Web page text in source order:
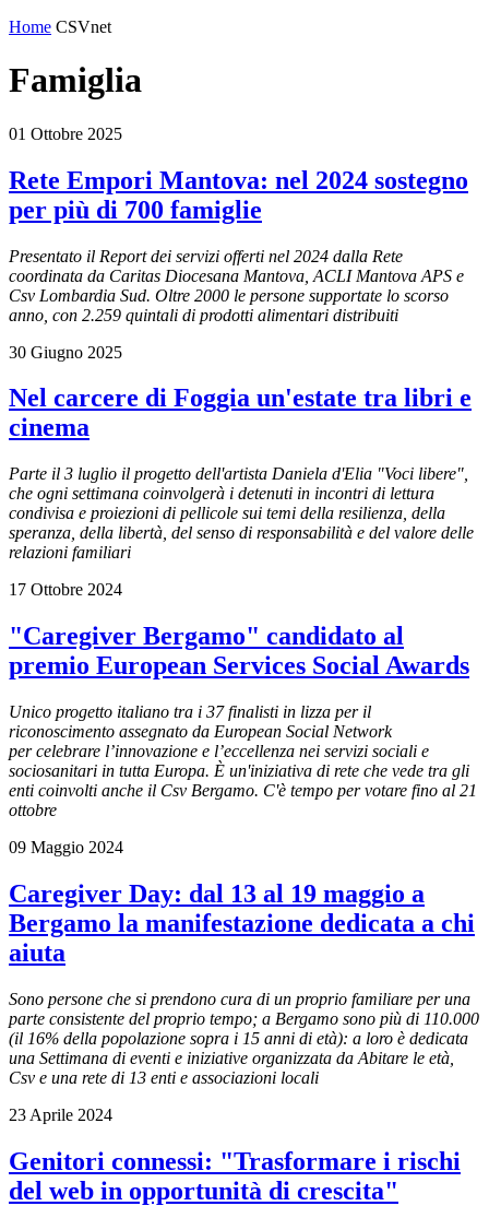
Home CSVnet
Famiglia
01 Ottobre 2025
Rete Empori Mantova: nel 2024 sostegno
per più di 700 famiglie
Presentato il Report dei servizi offerti nel 2024 dalla Rete
coordinata da Caritas Diocesana Mantova, ACLI Mantova APS e
Csv Lombardia Sud. Oltre 2000 le persone supportate lo scorso
anno, con 2.259 quintali di prodotti alimentari distribuiti
30 Giugno 2025
Nel carcere di Foggia un'estate tra libri e
cinema
Parte il 3 luglio il progetto dell'artista Daniela d'Elia "Voci libere",
che ogni settimana coinvolgerà i detenuti in incontri di lettura
condivisa e proiezioni di pellicole sui temi della resilienza, della
speranza, della libertà, del senso di responsabilità e del valore delle
relazioni familiari
17 Ottobre 2024
"Caregiver Bergamo" candidato al
premio European Services Social Awards
Unico progetto italiano tra i 37 finalisti in lizza per il
riconoscimento assegnato da European Social Network
per celebrare l’innovazione e l’eccellenza nei servizi sociali e
sociosanitari in tutta Europa. È un'iniziativa di rete che vede tra gli
enti coinvolti anche il Csv Bergamo. C'è tempo per votare fino al 21
ottobre
09 Maggio 2024
Caregiver Day: dal 13 al 19 maggio a
Bergamo la manifestazione dedicata a chi
aiuta
Sono persone che si prendono cura di un proprio familiare per una
parte consistente del proprio tempo; a Bergamo sono più di 110.000
(il 16% della popolazione sopra i 15 anni di età): a loro è dedicata
una Settimana di eventi e iniziative organizzata da Abitare le età,
Csv e una rete di 13 enti e associazioni locali
23 Aprile 2024
Genitori connessi: "Trasformare i rischi
del web in opportunità di crescita"